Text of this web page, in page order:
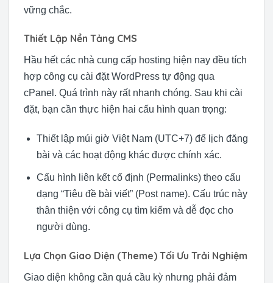
vững chắc.
Thiết Lập Nền Tảng CMS
Hầu hết các nhà cung cấp hosting hiện nay đều tích
hợp công cụ cài đặt WordPress tự động qua
cPanel. Quá trình này rất nhanh chóng. Sau khi cài
đặt, bạn cần thực hiện hai cấu hình quan trọng:
Thiết lập múi giờ Việt Nam (UTC+7) để lịch đăng
bài và các hoạt động khác được chính xác.
Cấu hình liên kết cố định (Permalinks) theo cấu
dạng “Tiêu đề bài viết” (Post name). Cấu trúc này
thân thiện với công cụ tìm kiếm và dễ đọc cho
người dùng.
Lựa Chọn Giao Diện (Theme) Tối Ưu Trải Nghiệm
Giao diện không cần quá cầu kỳ nhưng phải đảm